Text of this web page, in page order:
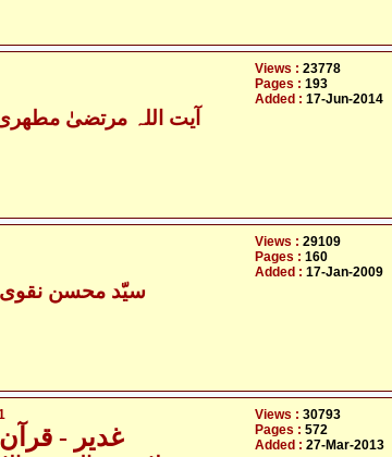
- آیت اللہ مرتضیٰ
Views : 23778
Pages : 193
Added : 17-Jun-2014
- سیّد محسن
Views : 29109
Pages : 160
Added : 17-Jan-2009
01/11 - غدیر
Views : 30793
Pages : 572
Added : 27-Mar-2013